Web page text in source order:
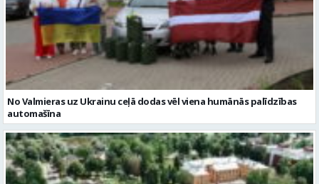
No Valmieras uz Ukrainu ceļā dodas vēl viena humānās palīdzības
automašīna